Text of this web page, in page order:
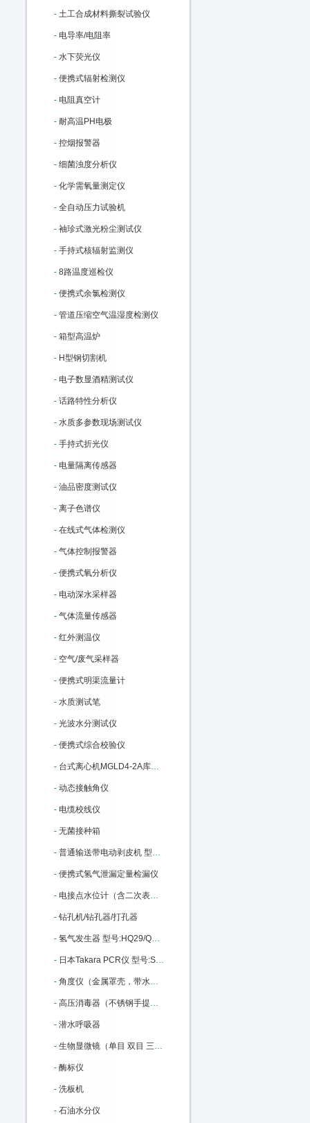
- 土工合成材料撕裂试验仪
- 电导率/电阻率
- 水下荧光仪
- 便携式辐射检测仪
- 电阻真空计
- 耐高温PH电极
- 控烟报警器
- 细菌浊度分析仪
- 化学需氧量测定仪
- 全自动压力试验机
- 袖珍式激光粉尘测试仪
- 手持式核辐射监测仪
- 8路温度巡检仪
- 便携式余氯检测仪
- 管道压缩空气温湿度检测仪
- 箱型高温炉
- H型钢切割机
- 电子数显酒精测试仪
- 话路特性分析仪
- 水质多参数现场测试仪
- 手持式折光仪
- 电量隔离传感器
- 油品密度测试仪
- 离子色谱仪
- 在线式气体检测仪
- 气体控制报警器
- 便携式氧分析仪
- 电动深水采样器
- 气体流量传感器
- 红外测温仪
- 空气/废气采样器
- 便携式明渠流量计
- 水质测试笔
- 光波水分测试仪
- 便携式综合校验仪
- 台式离心机MGLD4-2A库号：M387807
- 动态接触角仪
- 电缆校线仪
- 无菌接种箱
- 普通输送带电动剥皮机 型号:TJ38-PBJ3库号：M112607
- 便携式氢气泄漏定量检漏仪
- 电接点水位计（含二次表和测量筒） 型号:WH23-SXY2S-440mm库号：M170723
- 钻孔机/钻孔器/打孔器
- 氢气发生器 型号:HQ29/QPH-300C库号：M211536
- 日本Takara PCR仪 型号:SC46-TP600库号：M219878
- 角度仪（金属罩壳，带水泡） 型号:M85924库号：M85924
- 高压消毒器（不锈钢手提式消毒器）18L 型号:ZX75-YX-280B库号：M160359
- 潜水呼吸器
- 生物显微镜（单目 双目 三目） 型号:L1100B库号：M405295
- 酶标仪
- 洗板机
- 石油水分仪